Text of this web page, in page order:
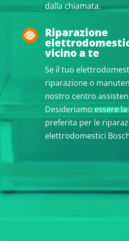
dalla chiamata.
Riparazione
vicino a te
Se il tuo
riparazione o
nostro centro
Desideriamo essere
preferita per le
elettrodomestici